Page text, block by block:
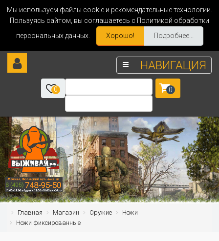
Мы используем файлы cookie и рекомендательные технологии.
Пользуясь сайтом, вы соглашаетесь с Политикой обработки
персональных данных.
Хорошо! Подробнее...
НАВИГАЦИЯ
0 0
Главная Магазин Оружие
Ножи
Ножи фиксированные